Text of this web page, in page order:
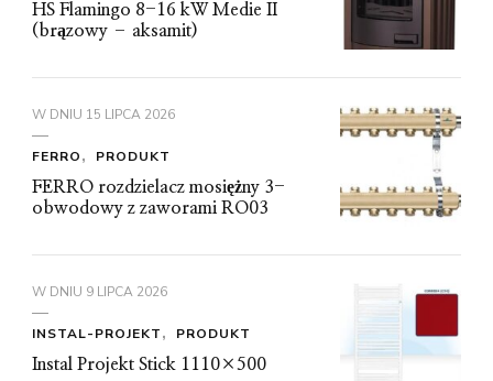
HS Flamingo 8-16 kW Medie II
(brązowy – aksamit)
W DNIU 15 LIPCA 2026
FERRO
PRODUKT
FERRO rozdzielacz mosiężny 3-
obwodowy z zaworami RO03
W DNIU 9 LIPCA 2026
INSTAL-PROJEKT
PRODUKT
Instal Projekt Stick 1110×500